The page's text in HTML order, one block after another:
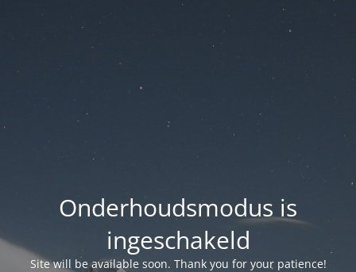
Onderhoudsmodus is
ingeschakeld
Site will be available soon. Thank you for your patience!